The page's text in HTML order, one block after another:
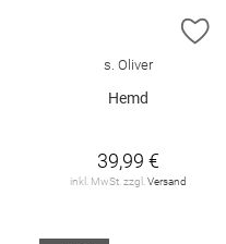
s. Oliver
Hemd
39,99 €
inkl. MwSt. zzgl. Versand